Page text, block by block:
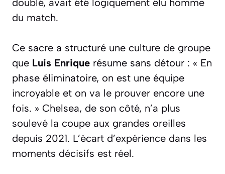
du match.
Ce sacre a structuré une culture de groupe
que Luis Enrique résume sans détour : « En
phase éliminatoire, on est une équipe
incroyable et on va le prouver encore une
fois. » Chelsea, de son côté, n’a plus
soulevé la coupe aux grandes oreilles
depuis 2021. L’écart d’expérience dans les
moments décisifs est réel.